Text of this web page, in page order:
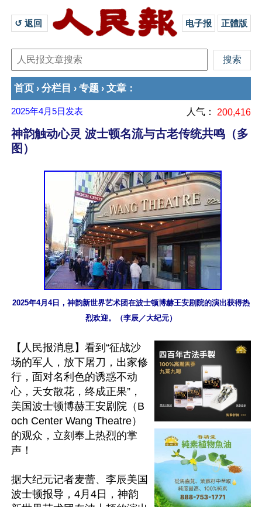
↺ 返回 电子报 正體版
首页 › 分栏目 › 专题 › 文章 ：
2025年4月5日 发表 人气： 200,416
神韵触动心灵 波士顿名流与古老传统共鸣（多
图）
2025年4月4日，神韵新世界艺术团在波士顿博赫王安剧院的演出获得热
烈欢迎。（李辰／大纪元）
【人民报消息】看到“征战沙
场的军人，放下屠刀，出家修
行，面对名利色的诱惑不动
心，天女散花，终成正果”，
美国波士顿博赫王安剧院（B
och Center Wang Theatre）
的观众，立刻奉上热烈的掌
声！
据大纪元记者麦蕾、李辰美国
波士顿报导，4月4日，神韵